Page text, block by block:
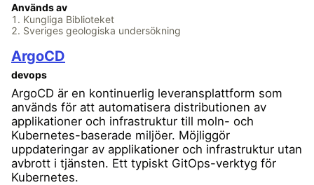
Används av
Kungliga Biblioteket
Sveriges geologiska undersökning
ArgoCD
devops
ArgoCD är en kontinuerlig leveransplattform som
används för att automatisera distributionen av
applikationer och infrastruktur till moln- och
Kubernetes-baserade miljöer. Möjliggör
uppdateringar av applikationer och infrastruktur utan
avbrott i tjänsten. Ett typiskt GitOps-verktyg för
Kubernetes.